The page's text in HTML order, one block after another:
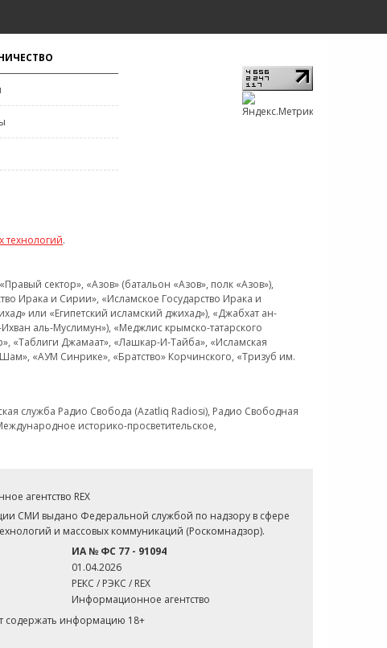
технологий.
сектор», «Азов» (батальон «Азов», полк «Азов»),
Ирака и Сирии», «Исламское Государство Ирака и
или «Египетский исламский джихад»), «Джабхат ан-
аль-Муслимун»), «Меджлис крымско-татарского
«Таблиги Джамаат», «Лашкар-И-Тайба», «Исламская
«АУМ Синрике», «Братство» Корчинского, «Тризуб им.
служба Радио Свобода (Azatliq Radiosi), Радио Свободная
историко-просветительское,
агентство REX
СМИ выдано Федеральной службой по надзору в сфере
и массовых коммуникаций (Роскомнадзор).
ИА № ФС 77 - 91094
01.04.2026
РЕКС / РЭКС / REX
Информационное агентство
содержать информацию 18+